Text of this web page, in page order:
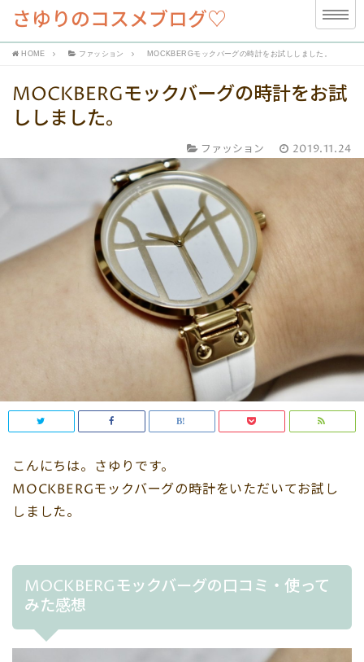
さゆりのコスメブログ♡
HOME ファッション MOCKBERGモックバーグの時計をお試ししました。
MOCKBERGモックバーグの時計をお試
ししました。
ファッション 2019.11.24
こんにちは。さゆりです。
MOCKBERGモックバーグの時計をいただいてお試し
しました。
MOCKBERGモックバーグの口コミ・使って
みた感想